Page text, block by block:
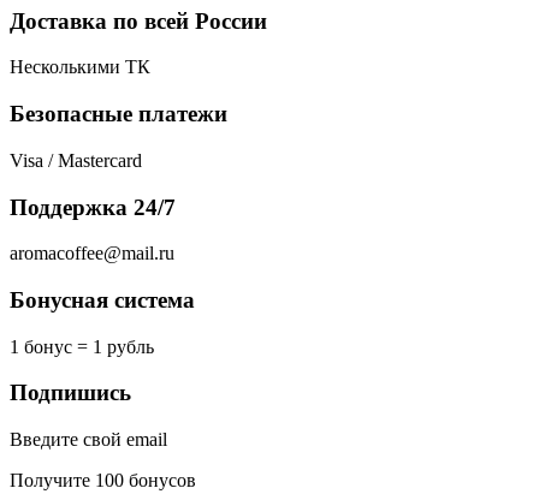
Доставка по всей России
Несколькими ТК
Безопасные платежи
Visa / Mastercard
Поддержка 24/7
aromacoffee@mail.ru
Бонусная система
1 бонус = 1 рубль
Подпишись
Введите свой email
Получите 100 бонусов